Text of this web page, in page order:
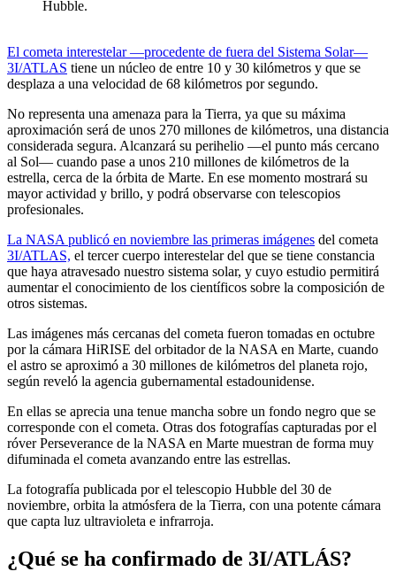
Hubble.
El cometa interestelar —procedente de fuera del Sistema Solar—
3I/ATLAS tiene un núcleo de entre 10 y 30 kilómetros y que se
desplaza a una velocidad de 68 kilómetros por segundo.
No representa una amenaza para la Tierra, ya que su máxima
aproximación será de unos 270 millones de kilómetros, una distancia
considerada segura. Alcanzará su perihelio —el punto más cercano
al Sol— cuando pase a unos 210 millones de kilómetros de la
estrella, cerca de la órbita de Marte. En ese momento mostrará su
mayor actividad y brillo, y podrá observarse con telescopios
profesionales.
La NASA publicó en noviembre las primeras imágenes del cometa
3I/ATLAS, el tercer cuerpo interestelar del que se tiene constancia
que haya atravesado nuestro sistema solar, y cuyo estudio permitirá
aumentar el conocimiento de los científicos sobre la composición de
otros sistemas.
Las imágenes más cercanas del cometa fueron tomadas en octubre
por la cámara HiRISE del orbitador de la NASA en Marte, cuando
el astro se aproximó a 30 millones de kilómetros del planeta rojo,
según reveló la agencia gubernamental estadounidense.
En ellas se aprecia una tenue mancha sobre un fondo negro que se
corresponde con el cometa. Otras dos fotografías capturadas por el
róver Perseverance de la NASA en Marte muestran de forma muy
difuminada el cometa avanzando entre las estrellas.
La fotografía publicada por el telescopio Hubble del 30 de
noviembre, orbita la atmósfera de la Tierra, con una potente cámara
que capta luz ultravioleta e infrarroja.
¿Qué se ha confirmado de 3I/ATLÁS?